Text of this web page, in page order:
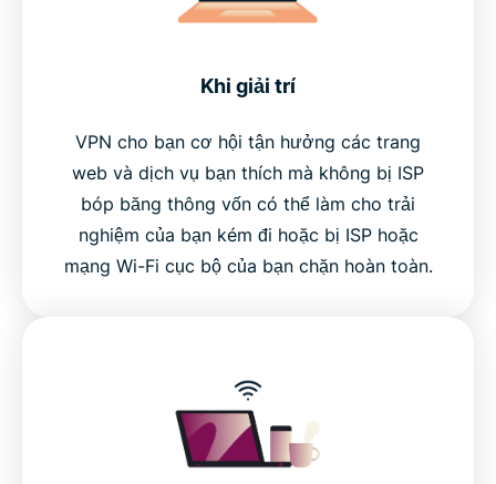
Khi giải trí
VPN cho bạn cơ hội tận hưởng các trang
web và dịch vụ bạn thích mà không bị ISP
bóp băng thông vốn có thể làm cho trải
nghiệm của bạn kém đi hoặc bị ISP hoặc
mạng Wi-Fi cục bộ của bạn chặn hoàn toàn.